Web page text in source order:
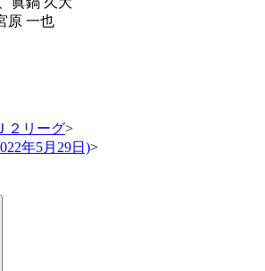
原 一也
２リーグ>
年5月29日)>